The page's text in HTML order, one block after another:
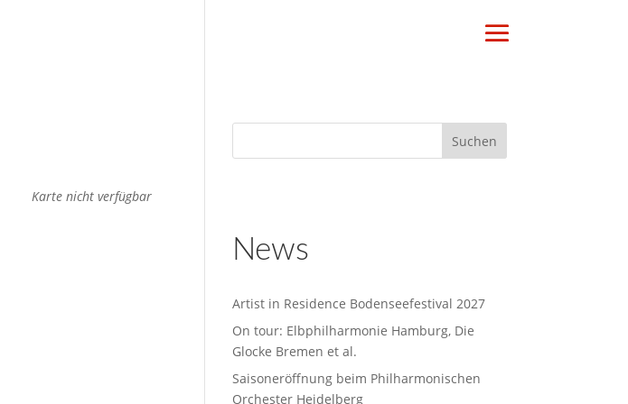
Karte nicht verfügbar
News
Artist in Residence Bodenseefestival 2027
On tour: Elbphilharmonie Hamburg, Die
Glocke Bremen et al.
Saisoneröffnung beim Philharmonischen
Orchester Heidelberg